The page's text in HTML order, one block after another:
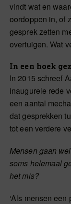
vindt wat en
oordoppen in, of
gesprek zetten
overtuigen. Wat
In een hoek
In 2015 schreef
inaugurele rede
een aantal
dat gesprekken
tot een verdere
Mensen gaan
soms helemaal
het mis?
‘Als mensen